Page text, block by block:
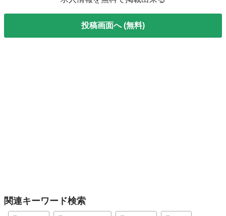
投稿画面へ (無料)
関連キーワード検索